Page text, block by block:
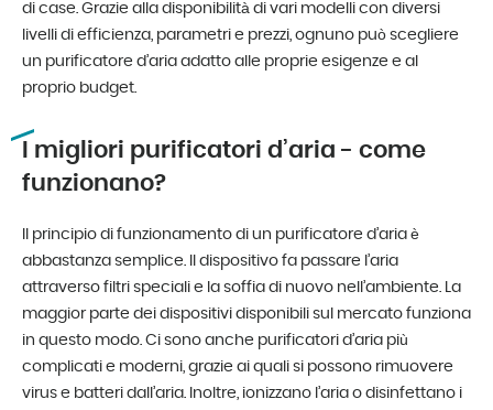
di case. Grazie alla disponibilità di vari modelli con diversi
livelli di efficienza, parametri e prezzi, ognuno può scegliere
un purificatore d’aria adatto alle proprie esigenze e al
proprio budget.
I migliori purificatori d’aria - come
funzionano?
Il principio di funzionamento di un purificatore d’aria è
abbastanza semplice. Il dispositivo fa passare l’aria
attraverso filtri speciali e la soffia di nuovo nell’ambiente. La
maggior parte dei dispositivi disponibili sul mercato funziona
in questo modo. Ci sono anche purificatori d’aria più
complicati e moderni, grazie ai quali si possono rimuovere
virus e batteri dall’aria. Inoltre, ionizzano l’aria o disinfettano i